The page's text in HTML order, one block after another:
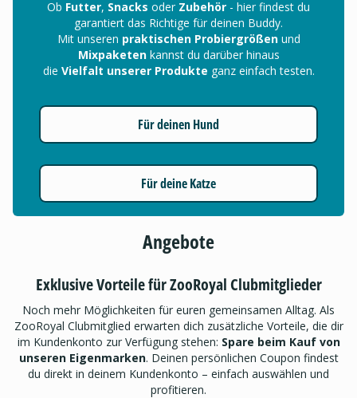
Ob Futter, Snacks oder Zubehör - hier findest du
garantiert das Richtige für deinen Buddy.
Mit unseren praktischen Probiergrößenund
Mixpaketen kannst du darüber hinaus
die Vielfalt unserer Produkte ganz einfach testen.
Für deinen Hund
Für deine Katze
Angebote
Exklusive Vorteile für ZooRoyal Clubmitglieder
Noch mehr Möglichkeiten für euren gemeinsamen Alltag. Als
ZooRoyal Clubmitglied erwarten dich zusätzliche Vorteile, die dir
im Kundenkonto zur Verfügung stehen: Spare beim Kauf von
unseren Eigenmarken. Deinen persönlichen Coupon findest
du direkt in deinem Kundenkonto – einfach auswählen und
profitieren.